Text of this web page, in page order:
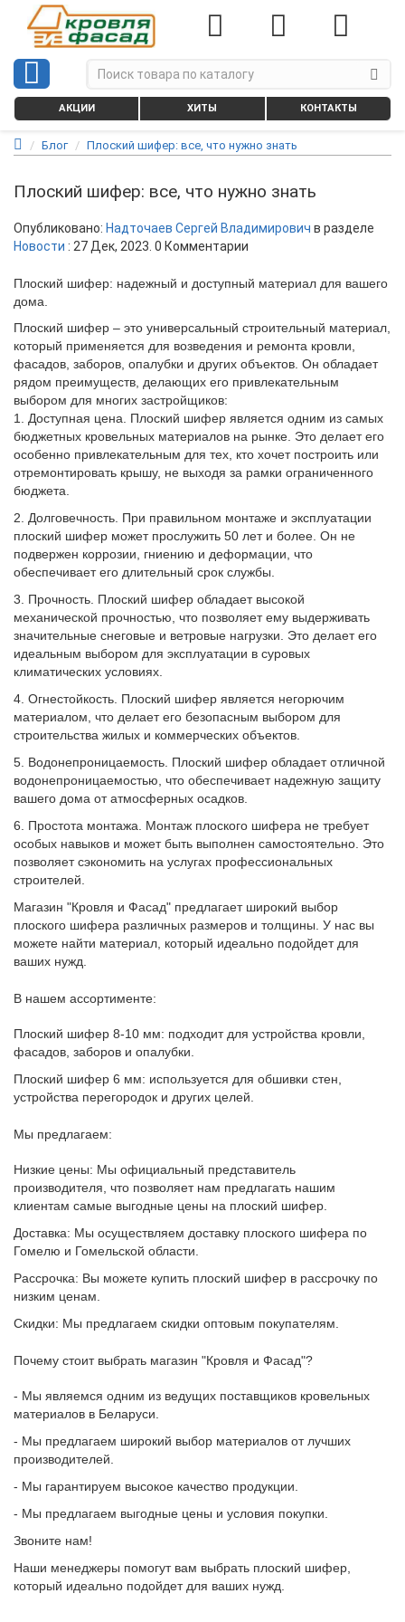
АКЦИИ ХИТЫ КОНТАКТЫ
Блог Плоский шифер: все, что нужно знать
Плоский шифер: все, что нужно знать
Опубликовано: Надточаев Сергей Владимирович в разделе
Новости : 27 Дек, 2023 . 0 Комментарии
Плоский шифер: надежный и доступный материал для вашего
дома.
Плоский шифер – это универсальный строительный материал,
который применяется для возведения и ремонта кровли,
фасадов, заборов, опалубки и других объектов. Он обладает
рядом преимуществ, делающих его привлекательным
выбором для многих застройщиков:
1. Доступная цена.
Плоский шифер является одним из самых
бюджетных кровельных материалов на рынке. Это делает его
особенно привлекательным для тех, кто хочет построить или
отремонтировать крышу, не выходя за рамки ограниченного
бюджета.
2. Долговечность. При правильном монтаже и эксплуатации
плоский шифер может прослужить 50 лет и более. Он не
подвержен коррозии, гниению и деформации, что
обеспечивает его длительный срок службы.
3. Прочность. Плоский шифер обладает высокой
механической прочностью, что позволяет ему выдерживать
значительные снеговые и ветровые нагрузки. Это делает его
идеальным выбором для эксплуатации в суровых
климатических условиях.
4. Огнестойкость. Плоский шифер является негорючим
материалом, что делает его безопасным выбором для
строительства жилых и коммерческих объектов.
5. Водонепроницаемость. Плоский шифер обладает отличной
водонепроницаемостью, что обеспечивает надежную защиту
вашего дома от атмосферных осадков.
6. Простота монтажа. Монтаж плоского шифера не требует
особых навыков и может быть выполнен самостоятельно. Это
позволяет сэкономить на услугах профессиональных
строителей.
Магазин "Кровля и Фасад" предлагает широкий выбор
плоского шифера различных размеров и толщины. У нас вы
можете найти материал, который идеально подойдет для
ваших нужд.
В нашем ассортименте:
Плоский шифер 8-10 мм: подходит для устройства кровли,
фасадов, заборов и опалубки.
Плоский шифер 6 мм: используется для обшивки стен,
устройства перегородок и других целей.
Мы предлагаем:
Низкие цены: Мы официальный представитель
производителя, что позволяет нам предлагать нашим
клиентам самые выгодные цены на плоский шифер.
Доставка: Мы осуществляем доставку плоского шифера по
Гомелю и Гомельской области.
Рассрочка: Вы можете купить плоский шифер в рассрочку по
низким ценам.
Скидки: Мы предлагаем скидки оптовым покупателям.
Почему стоит выбрать магазин "Кровля и Фасад"?
- Мы являемся одним из ведущих поставщиков кровельных
материалов в Беларуси.
- Мы предлагаем широкий выбор материалов от лучших
производителей.
- Мы гарантируем высокое качество продукции.
- Мы предлагаем выгодные цены и условия покупки.
Звоните нам!
Наши менеджеры помогут вам выбрать плоский шифер,
который идеально подойдет для ваших нужд.